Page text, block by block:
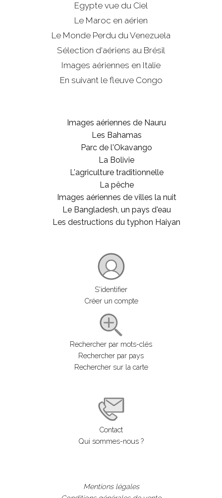
Egypte vue du Ciel
Le Maroc en aérien
Le Monde Perdu du Venezuela
Sélection d'aériens au Brésil
Images aériennes en Italie
En suivant le fleuve Congo
Images aériennes de Nauru
Les Bahamas
Parc de l'Okavango
La Bolivie
L'agriculture traditionnelle
La pêche
Images aériennes de villes la nuit
Le Bangladesh, un pays d'eau
Les destructions du typhon Haiyan
S'identifier
Créer un compte
Rechercher par mots-clés
Rechercher par pays
Rechercher sur la carte
Contact
Qui sommes-nous ?
Mentions légales